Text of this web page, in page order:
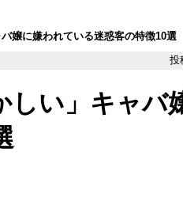
嬢に嫌われている迷惑客の特徴10選
投
しい」キャバ